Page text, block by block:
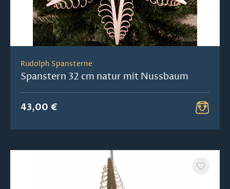
Rudolph Spansterne
Spanstern 32 cm natur mit Nussbaum
43,00 €